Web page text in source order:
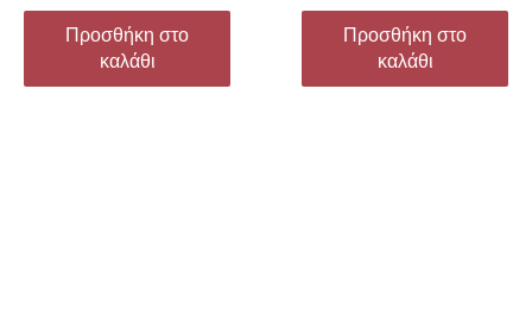
Προσθήκη στο
καλάθι
Προσθήκη στο
καλάθι